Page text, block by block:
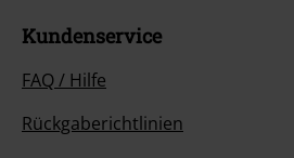
Kundenservice
FAQ / Hilfe
Rückgaberichtlinien